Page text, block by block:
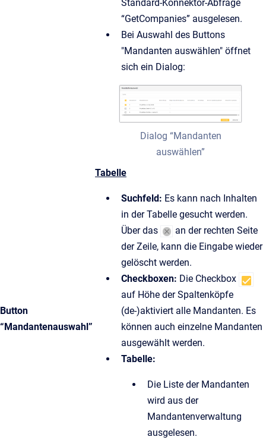
Button
“Mandantenauswahl”
Standard-Konnektor-Abfrage
“GetCompanies” ausgelesen.
Bei Auswahl des Buttons
"Mandanten auswählen" öffnet
sich ein Dialog:
Dialog “Mandanten
auswählen”
Tabelle
Suchfeld: Es kann nach Inhalten
in der Tabelle gesucht werden.
Über das
an der rechten Seite
der Zeile, kann die Eingabe wieder
gelöscht werden.
Checkboxen: Die Checkbox
auf Höhe der Spaltenköpfe
(de-)aktiviert alle Mandanten. Es
können auch einzelne Mandanten
ausgewählt werden.
Tabelle:
Die Liste der Mandanten
wird aus der
Mandantenverwaltung
ausgelesen.